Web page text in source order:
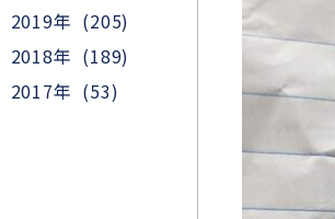
2019年 (205)
2018年 (189)
2017年 (53)